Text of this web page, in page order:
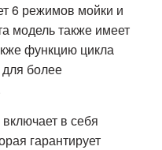
6 режимов мойки и
модель также имеет
функцию цикла
более
в себя
гарантирует